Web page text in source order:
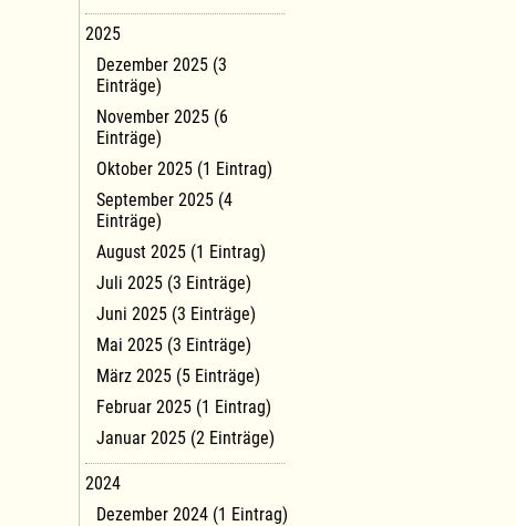
2025
Dezember 2025 (3
Einträge)
November 2025 (6
Einträge)
Oktober 2025 (1 Eintrag)
September 2025 (4
Einträge)
August 2025 (1 Eintrag)
Juli 2025 (3 Einträge)
Juni 2025 (3 Einträge)
Mai 2025 (3 Einträge)
März 2025 (5 Einträge)
Februar 2025 (1 Eintrag)
Januar 2025 (2 Einträge)
2024
Dezember 2024 (1 Eintrag)